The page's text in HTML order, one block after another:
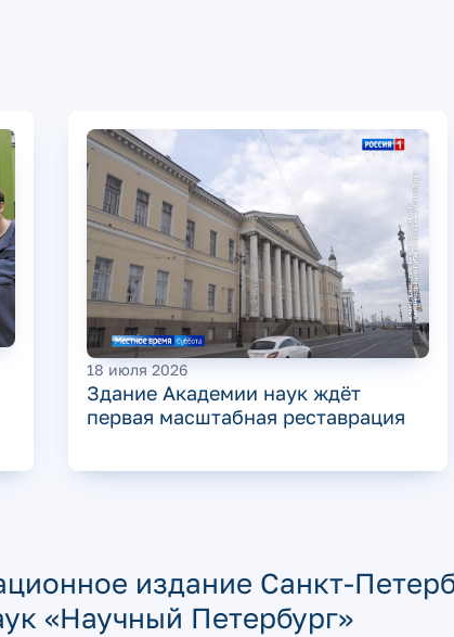
18 июля 2026
Здание Академии наук ждёт
первая масштабная реставрация
издание Санкт-
«Научный Петербург»